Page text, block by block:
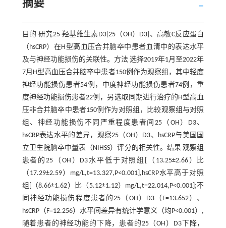
摘要
目的 研究25-羟基维生素D3[25（OH）D3]、高敏C反应蛋白
（hsCRP）在H型高血压合并脑卒中患者血清中的表达水平
及与神经功能损伤的关联性。方法 选择2019年1月至2022年
7月H型高血压合并脑卒中患者150例作为观察组，其中轻度
神经功能损伤患者54例，中度神经功能损伤患者74例，重
度神经功能损伤患者22例，另选取同期进行治疗的H型高血
压非合并脑卒中患者150例作为对照组，比较观察组与对照
组、神经功能损伤不同严重程度患者间25（OH）D3、
hsCRP表达水平的差异，观察25（OH）D3、hsCRP与美国国
立卫生院脑卒中量表（NIHSS）评分的相关性。结果 观察组
患者的25（OH）D3水平低于对照组[（13.25±2.66）比
（17.29±2.59）mg/L,t=13.327,P<0.001],hsCRP水平高于对照
组[（8.66±1.62）比（5.12±1.12）mg/L,t=22.014,P<0.001];不
同神经功能损伤程度患者的25（OH）D3（F=13.652）、
hsCRP（F=12.256）水平间差异有统计学意义（均P<0.001）,
随着患者的神经功能的下降，患者的25（OH）D3下降，